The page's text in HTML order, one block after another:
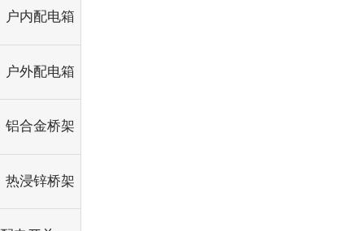
户内配电箱
户外配电箱
铝合金桥架
热浸锌桥架